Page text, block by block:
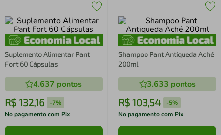
Suplemento Alimentar Pant
Fort 60 Cápsulas
4.637 pontos
R$ 132,16 -7%
No pagamento com Pix
Shampoo Pant Antiqueda Aché
200ml
3.633 pontos
R$ 103,54 -5%
No pagamento com Pix